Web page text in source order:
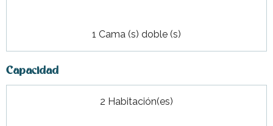
1 Cama (s) doble (s)
Capacidad
2 Habitación(es)